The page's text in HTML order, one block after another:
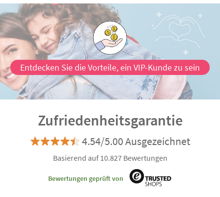
Entdecken Sie die Vorteile, ein VIP-Kunde zu sein
Zufriedenheitsgarantie
4.54/5.00 Ausgezeichnet
Basierend auf 10.827 Bewertungen
Bewertungen geprüft von